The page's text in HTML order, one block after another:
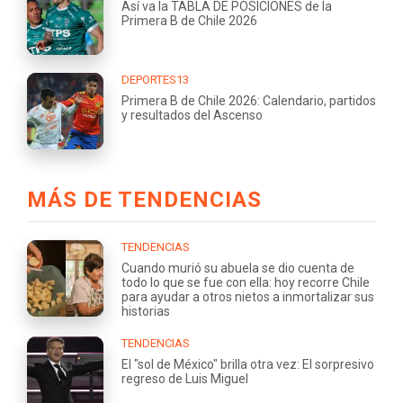
Así va la TABLA DE POSICIONES de la
Primera B de Chile 2026
DEPORTES13
Primera B de Chile 2026: Calendario, partidos
y resultados del Ascenso
MÁS DE TENDENCIAS
TENDENCIAS
Cuando murió su abuela se dio cuenta de
todo lo que se fue con ella: hoy recorre Chile
para ayudar a otros nietos a inmortalizar sus
historias
TENDENCIAS
El "sol de México" brilla otra vez: El sorpresivo
regreso de Luis Miguel